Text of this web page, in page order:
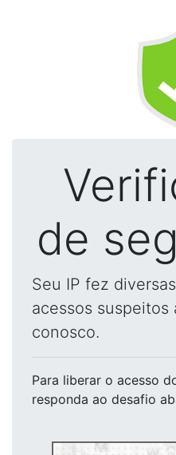
de
Seu IP fez
acessos suspeitos
conosco.
Para liberar o acesso
responda ao desafio